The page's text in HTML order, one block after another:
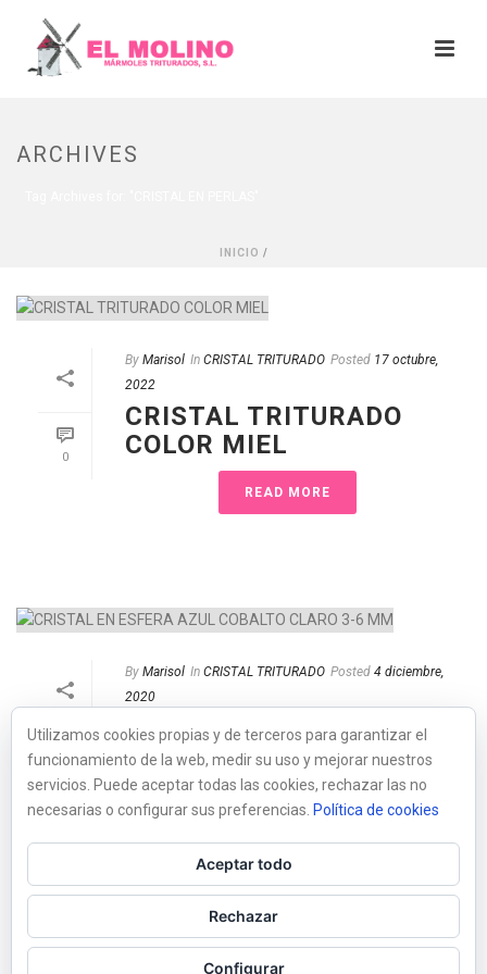
ARCHIVES
INICIO /
0
By Marisol In CRISTAL TRITURADO Posted 17 octubre,
2022
CRISTAL TRITURADO
COLOR MIEL
READ MORE
0
By Marisol In CRISTAL TRITURADO Posted 4 diciembre,
2020
CRISTAL EN ESFERA
AZUL COBALTO CLARO
3-6 MM
Utilizamos cookies propias y de terceros para garantizar el
funcionamiento de la web, medir su uso y mejorar nuestros
servicios. Puede aceptar todas las cookies, rechazar las no
necesarias o configurar sus preferencias. Política de cookies
Aceptar todo
Rechazar
Configurar